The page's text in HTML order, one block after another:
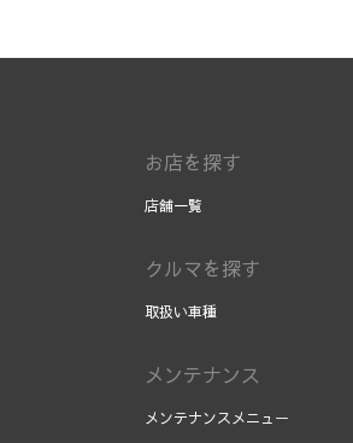
お店を探す
店舗一覧
クルマを探す
取扱い車種
メンテナンス
メンテナンスメニュー